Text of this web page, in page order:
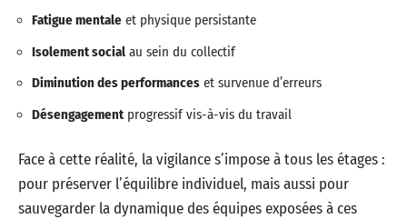
Fatigue mentale et physique persistante
Isolement social au sein du collectif
Diminution des performances et survenue d’erreurs
Désengagement progressif vis-à-vis du travail
Face à cette réalité, la vigilance s’impose à tous les étages :
pour préserver l’équilibre individuel, mais aussi pour
sauvegarder la dynamique des équipes exposées à ces